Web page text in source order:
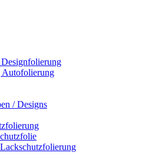
/ Designs